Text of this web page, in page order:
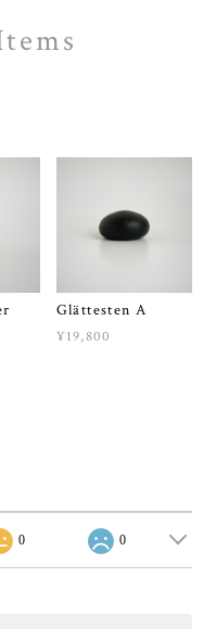
Glättesten A
¥19,800
0 0